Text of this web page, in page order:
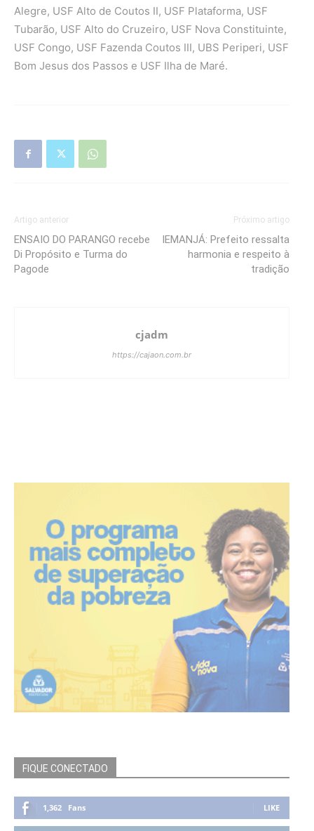
Alegre, USF Alto de Coutos II, USF Plataforma, USF
Tubarão, USF Alto do Cruzeiro, USF Nova Constituinte,
USF Congo, USF Fazenda Coutos III, UBS Periperi, USF
Bom Jesus dos Passos e USF Ilha de Maré.
Artigo anterior
ENSAIO DO PARANGO recebe
Di Propósito e Turma do
Pagode
Próximo artigo
IEMANJÁ: Prefeito ressalta
harmonia e respeito à
tradição
cjadm
https://cajaon.com.br
FIQUE CONECTADO
1,362 Fans LIKE